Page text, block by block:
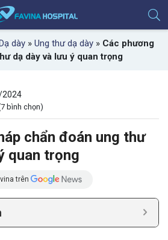
dày » Ung thư dạ dày » Các phương
dạ dày và lưu ý quan trọng
2024
bình chọn)
chẩn đoán ung thư
quan trọng
trên